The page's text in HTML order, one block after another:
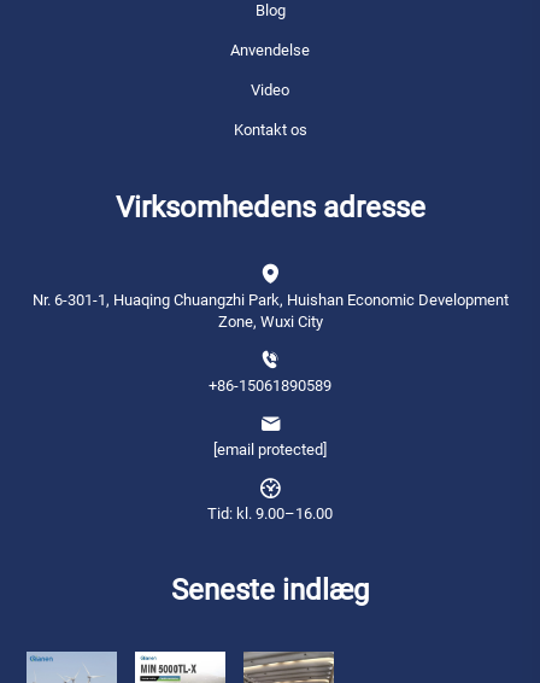
Blog
Anvendelse
Video
Kontakt os
Virksomhedens adresse
Nr. 6-301-1, Huaqing Chuangzhi Park, Huishan Economic Development
Zone, Wuxi City
+86-15061890589
[email protected]
Tid: kl. 9.00–16.00
Seneste indlæg